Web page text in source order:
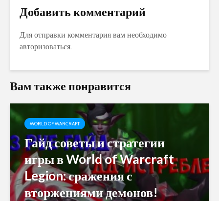
Добавить комментарий
Для отправки комментария вам необходимо
авторизоваться.
Вам также понравится
WORLD OF WARCRAFT
Гайд советы и стратегии
игры в World of Warcraft
Legion: сражения с
вторжениями демонов!